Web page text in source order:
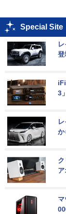
Special Site
3
か